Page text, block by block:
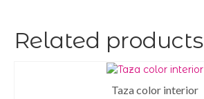
Related products
Taza color interior